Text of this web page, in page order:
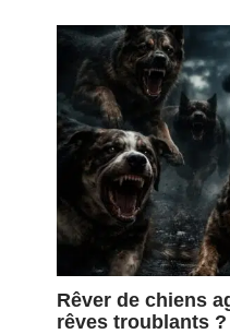
Rêver de chiens
rêves troublants ?